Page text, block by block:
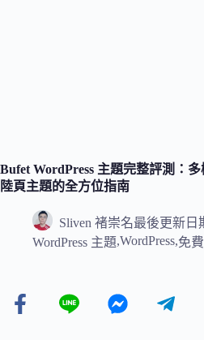
Bufet WordPress 主題完整評測：
陸頁主題的全方位指南
Sliven 褚崇名最後更新日
WordPress 主題,WordPress,免